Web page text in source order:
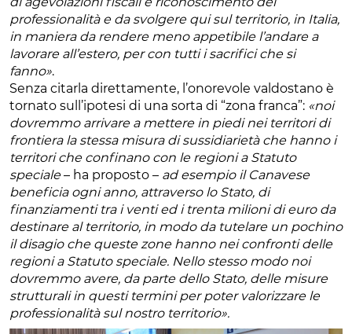
professionalità e da svolgere qui sul territorio, in Italia,
in maniera da rendere meno appetibile l’andare a
lavorare all’estero, per con tutti i sacrifici che si
fanno».
Senza citarla direttamente, l’onorevole valdostano è
tornato sull’ipotesi di una sorta di “zona franca”: «noi
dovremmo arrivare a mettere in piedi nei territori di
frontiera la stessa misura di sussidiarietà che hanno i
territori che confinano con le regioni a Statuto
speciale– ha proposto – ad esempio il Canavese
beneficia ogni anno, attraverso lo Stato, di
finanziamenti tra i venti ed i trenta milioni di euro da
destinare al territorio, in modo da tutelare un pochino
il disagio che queste zone hanno nei confronti delle
regioni a Statuto speciale. Nello stesso modo noi
dovremmo avere, da parte dello Stato, delle misure
strutturali in questi termini per poter valorizzare le
professionalità sul nostro territorio».